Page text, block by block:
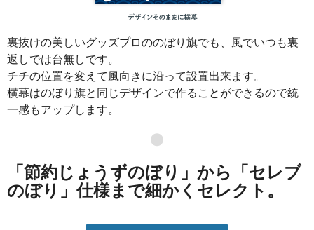
裏抜けの美しいグッズプロののぼり旗でも、風でいつも裏
返しでは台無しです。
チチの位置を変えて風向きに沿って設置出来ます。
横幕はのぼり旗と同じデザインで作ることができるので統
一感もアップします。
●
「節約じょうずのぼり」から「セレブ
のぼり」仕様まで細かくセレクト。